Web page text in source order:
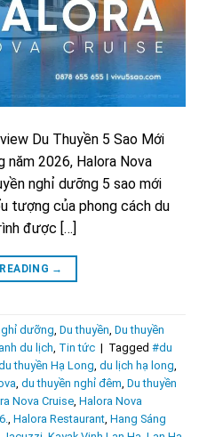
Du Thuyền 5 Sao Mới
năm 2026, Halora Nova
nghỉ dưỡng 5 sao mới
tượng của phong cách du
được […]
→
dưỡng Du thuyền Du thuyền
du lịch Tin tức | Tagged #du
thuyền Hạ Long du lịch hạ long
du thuyền nghỉ đêm Du thuyền
Nova Cruise Halora Nova
Halora Restaurant Hang Sáng